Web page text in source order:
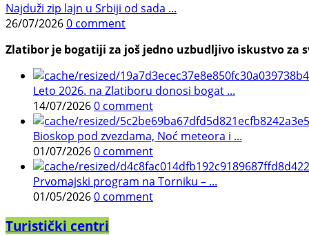
Najduži zip lajn u Srbiji od sada ...
26/07/20260 comment
Zlatibor je bogatiji za još jedno uzbudljivo iskustvo
Leto 2026. na Zlatiboru donosi bogat ...
14/07/20260 comment
Bioskop pod zvezdama, Noć meteora i ...
01/07/20260 comment
Prvomajski program na Torniku – ...
01/05/20260 comment
Turistički centri